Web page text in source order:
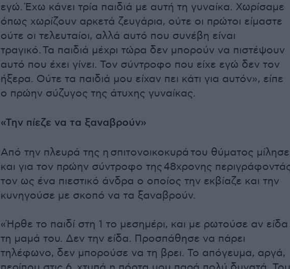
εγώ.Έχω κάνει τρία παιδιά με αυτή τη γυναίκα. Χωρίσαμε
όπως χωρίζουν αρκετά ζευγάρια, ούτε οι πρώτοι είμαστε
ούτε οι τελευταίοι, αλλά αυτό που συνέβη είναι
τραγικό. Τα παιδιά μέχρι τώρα δεν μπορούν να πιστέψουν
αυτό που έχει γίνει. Τον σύντροφο που είχε εγώ δεν τον
ήξερα. Ούτε τα παιδιά μου είχαν πει κάτι για αυτόν», είπε
ο πρώην σύζυγος της άτυχης γυναίκας.
«Την πίεζε να τα ξαναβρούν»
Από την πλευρά της η σπιτονοικοκυρά του θύματος μίλησε
και για τον πρώην σύντροφο της 48χρονης
τον ως ένα πιεστικό άνδρα ο οποίος την εκβίαζε και την
κυνηγούσε με σκοπό να τα ξαναβρούν.
«Ήρθε το παιδί στη 1 το μεσημέρι, και με ρωτούσε αν είδα
τη μαμά του. Δεν την είδα. Προσπάθησε να πάρει
τηλέφωνο, δεν μπορούσε να τη βρει. Το απόγευμα, αργά,